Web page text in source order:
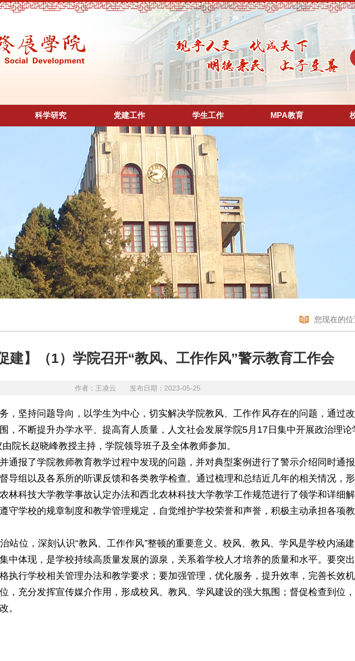
科学研究 党建工作 学生工作 MPA教育
您现在的
建】（1）学院召开“教风、工作作风”警示教育工作会
作者：王凌云 发布日期：2023-05-25
，坚持问题导向，以学生为中心，切实解决学院教风、工作作风存在的问题，通过
，不断提升办学水平、提高育人质量，人文社会发展学院5月17日集中开展政治理论
院长赵晓峰教授主持，学院领导班子及全体教师参加。
通报了学院教师教育教学过程中发现的问题，并对典型案例进行了警示介绍同时通
导组以及各系所的听课反馈和各类教学检查。通过梳理和总结近几年的相关情况，
林科技大学教学事故认定办法和西北农林科技大学教学工作规范进行了领学和详细
守学校的规章制度和教学管理规定，自觉维护学校荣誉和声誉，积极主动承担各项
站位，深刻认识“教风、工作作风”整顿的重要意义。校风、教风、学风是学校内涵
中体现，是学校持续高质量发展的源泉，关系着学校人才培养的质量和水平。要突
执行学校相关管理办法和教学要求；要加强管理，优化服务，提升效率，完善长效
，充分发挥宣传媒介作用，形成校风、教风、学风建设的强大氛围；督促检查到位
。